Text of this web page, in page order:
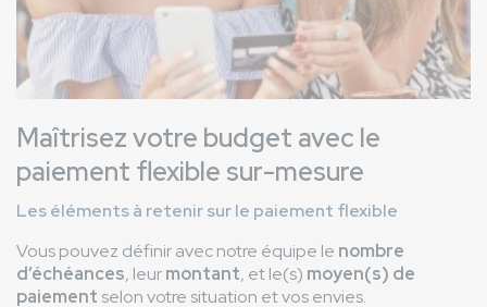
Maîtrisez votre budget avec le
paiement flexible sur-mesure
Les éléments à retenir sur le paiement flexible
Vous pouvez définir avec notre équipe le nombre
d’échéances, leurmontant, et le(s) moyen(s) de
paiement selon votre situation et vos envies.